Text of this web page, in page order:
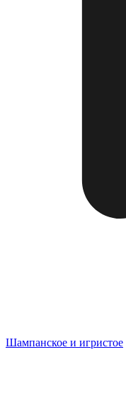
Шампанское и игристое